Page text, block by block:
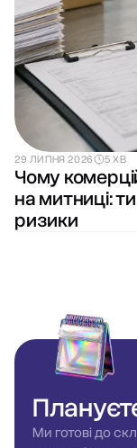
29 ЛИПНЯ 2026 5 ХВ
Чому
на митниці:
ризики
Ми готові до